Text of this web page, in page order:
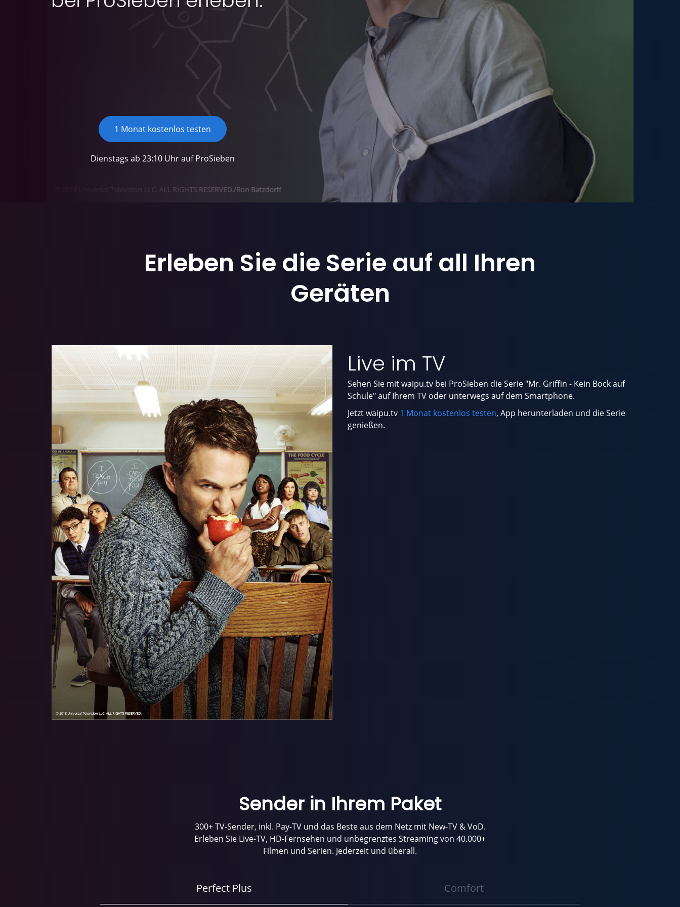
Chromecast
Smart TVs
Roku
1 Monat kostenlos testen
Dienstags ab 23:10 Uhr auf ProSieben
Erleben Sie die Serie auf all Ihren
Geräten
Live im TV
Sehen Sie mit waipu.tv bei ProSieben die Serie "Mr. Griffin - Kein Bock auf
Schule" auf Ihrem TV oder unterwegs auf dem Smartphone.
Jetzt waipu.tv 1 Monat kostenlos testen, App herunterladen und die Serie
genießen.
Sender in Ihrem Paket
300+ TV-Sender, inkl. Pay-TV und das Beste aus dem Netz mit New-TV & VoD.
Erleben Sie Live-TV, HD-Fernsehen und unbegrenztes Streaming von 40.000+
Filmen und Serien. Jederzeit und überall.
Perfect Plus Comfort